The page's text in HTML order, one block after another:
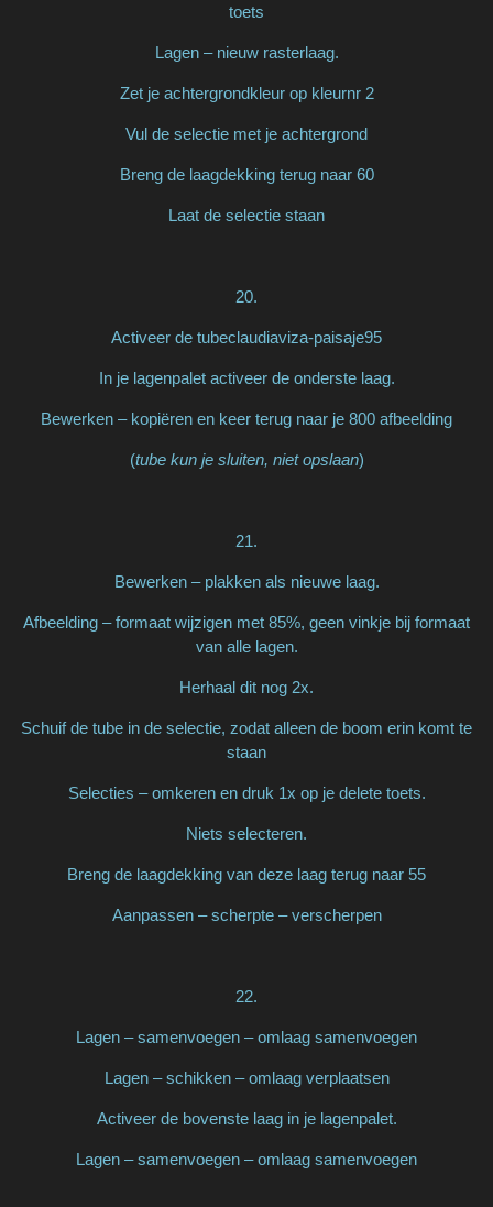
toets
Lagen – nieuw rasterlaag.
Zet je achtergrondkleur op kleurnr 2
Vul de selectie met je achtergrond
Breng de laagdekking terug naar 60
Laat de selectie staan
20.
Activeer de tubeclaudiaviza-paisaje95
In je lagenpalet activeer de onderste laag.
Bewerken – kopiëren en keer terug naar je 800 afbeelding
(tube kun je sluiten, niet opslaan)
21.
Bewerken – plakken als nieuwe laag.
Afbeelding – formaat wijzigen met 85%, geen vinkje bij formaat
van alle lagen.
Herhaal dit nog 2x.
Schuif de tube in de selectie, zodat alleen de boom erin komt te
staan
Selecties – omkeren en druk 1x op je delete toets.
Niets selecteren.
Breng de laagdekking van deze laag terug naar 55
Aanpassen – scherpte – verscherpen
22.
Lagen – samenvoegen – omlaag samenvoegen
Lagen – schikken – omlaag verplaatsen
Activeer de bovenste laag in je lagenpalet.
Lagen – samenvoegen – omlaag samenvoegen